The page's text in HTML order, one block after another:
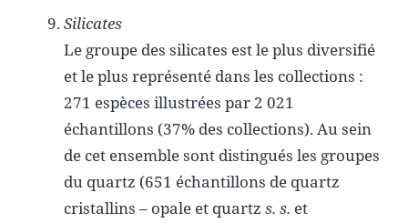
Silicates
Le groupe des silicates est le plus diversifié
et le plus représenté dans les collections :
271 espèces illustrées par 2 021
échantillons (37% des collections). Au sein
de cet ensemble sont distingués les groupes
du quartz (651 échantillons de quartz
cristallins – opale et quartz s. s. et